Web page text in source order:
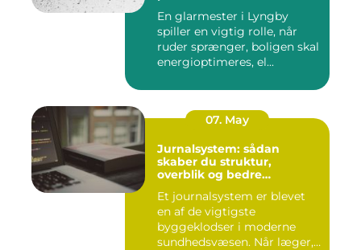
En glarmester i Lyngby
spiller en vigtig rolle, når
ruder sprænger, boligen skal
energioptimeres, el...
07. May
Jurnalsystem: sådan
skaber du struktur,
overblik og bedre
Et journalsystem er blevet
en af de vigtigste
byggeklodser i moderne
sundhedsvæsen. Når læger,